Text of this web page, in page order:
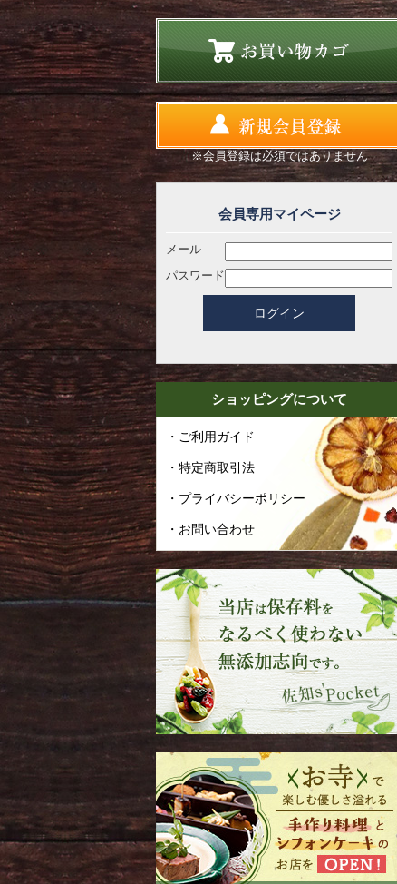
※会員登録は必須ではありません
会員専用マイページ
メール
パスワード
ショッピングについて
・ご利用ガイド
・特定商取引法
・プライバシーポリシー
・お問い合わせ